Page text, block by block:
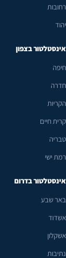
רחובות
יהוד
אינסטלטור בצפון
חיפה
חדרה
הקריות
קרית חיים
טבריה
רמת ישי
אינסטלטור בדרום
באר שבע
אשדוד
אשקלון
נתיבות